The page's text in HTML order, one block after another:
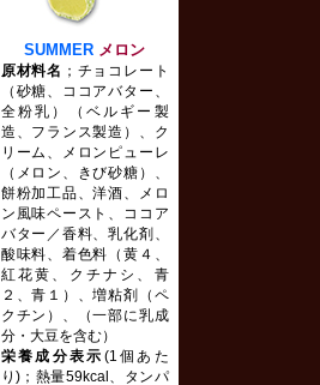
SUMMER メロン
原材料名 ；チョコレート
（砂糖、ココアバター、
全粉乳）（ベルギー製
造、フランス製造）、ク
リーム、メロンピューレ
（メロン、きび砂糖）、
餅粉加工品、洋酒、メロ
ン風味ペースト、ココア
バター／香料、乳化剤、
酸味料、着色料（黄４、
紅花黄、クチナシ、青
２、青１）、増粘剤（ペ
クチン）、（一部に乳成
分・大豆を含む）
栄養成分表示 (1個あた
り)；熱量59kcal、タンパ